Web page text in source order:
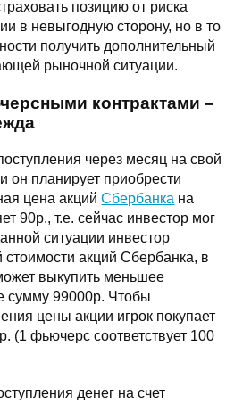
позицию от риска
в невыгодную сторону, но в то
получить дополнительный
рыночной ситуации.
контрактами –
через месяц на свой
он планирует приобрести
цена акцийСбербанка на
90р., т.е. сейчас инвестор мог
ситуации инвестор
стоимости акций Сбербанка, в
выкупить меньшее
сумму 99000р. Чтобы
цены акции игрок покупает
(1 фьючерс соответствует 100
денег на счет